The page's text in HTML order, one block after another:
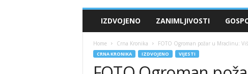
IZDVOJENO ZANIMLJIVOSTI
Home Crna Kronika FOTO Ogroman požar u Mraclinu:
CRNA KRONIKA IZDVOJENO VIJESTI